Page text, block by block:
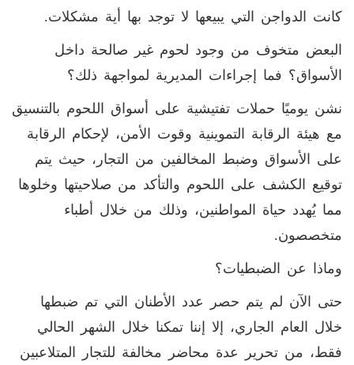
كانت الدواجن التي يبيعها لا توجد بها أية مشكلات.
البعض متخوف من وجود لحوم غير صالحة داخل
الأسواق؟ فما إجراءات المديرية لمواجهة ذلك؟
نشن يوميًا حملات تفتيشية على أسواق اللحوم بالتنسيق
مع هيئة الرقابة التموينية وقوت الأمن، لإحكام الرقابة
على الأسواق وضبط المخالفين من التجار، حيث يتم
توقيع الكشف على اللحوم والتأكد من صلاحيتها وخلوها
مما يُهدد حياة المواطنين، وذلك من خلال أطباء
متخصصون.
وماذا عن الضبطيات؟
حتى الآن لم يتم حصر عدد الأطنان التي تم ضبطها
خلال العام الجاري، إلا إننا تمكنا خلال الشهر الحالي
فقط، من تحرير عدة محاضر مخالفة للتجار المتلاعبين